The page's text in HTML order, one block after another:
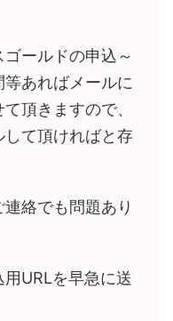
ールドの申込～
等あればメールに
頂きますので、
して頂ければと存
絡でも問題あり
URLを早急に送